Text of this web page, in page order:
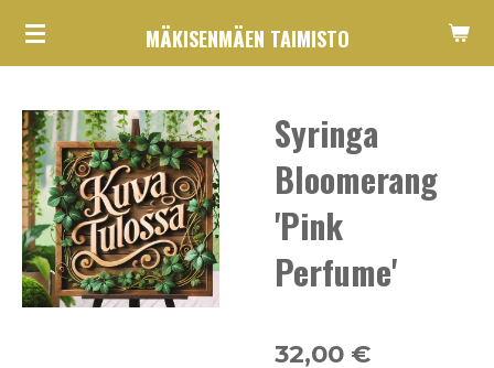
Siirry
MÄKISENMÄEN TAIMISTO
Syringa
Bloomerang
'Pink
Perfume'
32,00 €